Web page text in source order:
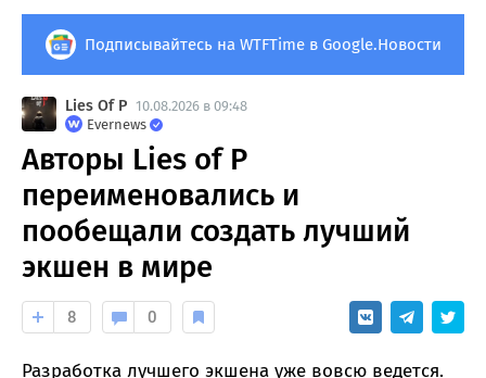
Подписывайтесь на WTFTime в Google.Новости
Lies Of P 10.08.2026 в 09:48
Evernews
Авторы Lies of P
переименовались и
пообещали создать лучший
экшен в мире
8 0
Разработка лучшего экшена уже вовсю ведется.